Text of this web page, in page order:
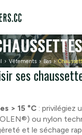
Vêtements Bas
ses
> 15 °C : privilégiez
ou nylon
et le séchage